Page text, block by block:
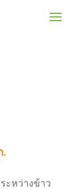
.
ะหว่างข้าว